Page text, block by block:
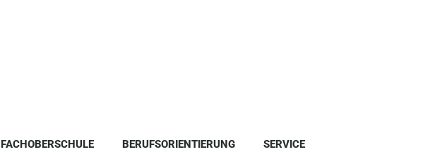
FACHOBERSCHULE BERUFSORIENTIERUNG SERVICE